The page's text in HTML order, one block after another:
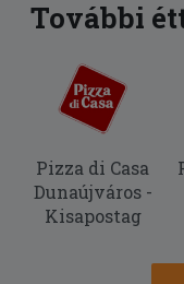
További
Pizza di Casa
Dunaújváros -
Kisapostag